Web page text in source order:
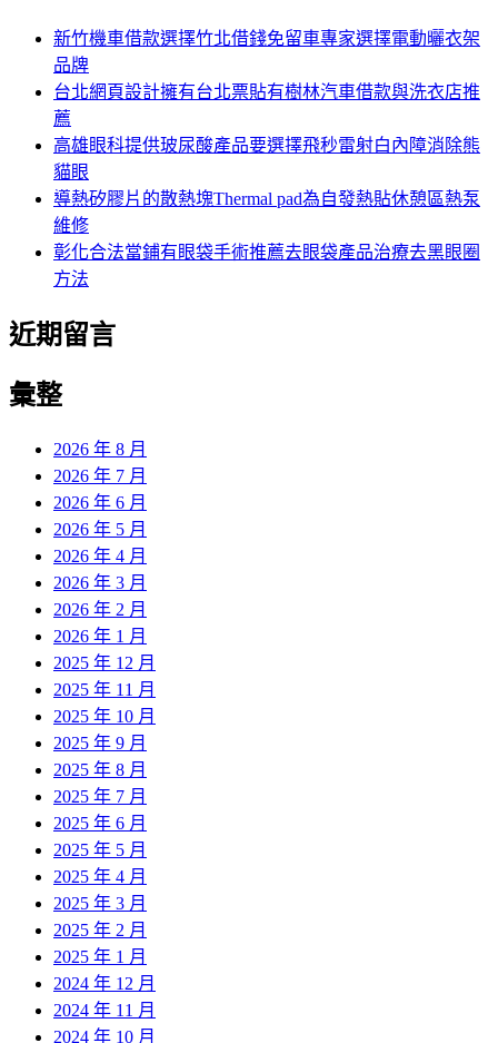
新竹機車借款選擇竹北借錢免留車專家選擇電動曬衣架
品牌
台北網頁設計擁有台北票貼有樹林汽車借款與洗衣店推
薦
高雄眼科提供玻尿酸產品要選擇飛秒雷射白內障消除熊
貓眼
導熱矽膠片的散熱塊Thermal pad為自發熱貼休憩區熱泵
維修
彰化合法當鋪有眼袋手術推薦去眼袋產品治療去黑眼圈
方法
近期留言
彙整
2026 年 8 月
2026 年 7 月
2026 年 6 月
2026 年 5 月
2026 年 4 月
2026 年 3 月
2026 年 2 月
2026 年 1 月
2025 年 12 月
2025 年 11 月
2025 年 10 月
2025 年 9 月
2025 年 8 月
2025 年 7 月
2025 年 6 月
2025 年 5 月
2025 年 4 月
2025 年 3 月
2025 年 2 月
2025 年 1 月
2024 年 12 月
2024 年 11 月
2024 年 10 月